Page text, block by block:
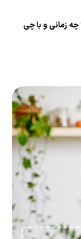
زمانی و با چی